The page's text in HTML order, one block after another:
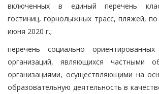
включенных в единый перечень
гостиниц, горнолыжных трасс, пляжей,
июня 2020 г.;
перечень социально ориентированных
организаций, являющихся частными
организациями, осуществляющими на
образовательную деятельность в